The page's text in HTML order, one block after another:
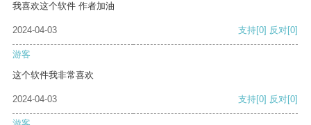
我喜欢这个软件 作者加油
2024-04-03 支持[0] 反对[0]
游客
这个软件我非常喜欢
2024-04-03 支持[0] 反对[0]